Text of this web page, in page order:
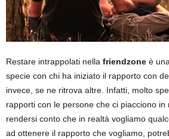
Restare intrappolati nella friendzone è
specie con chi ha iniziato il rapporto con
invece, se ne ritrova altre. Infatti, molto
rapporti con le persone che ci piacciono in
rendersi conto che in realtà vogliamo
ad ottenere il rapporto che vogliamo,